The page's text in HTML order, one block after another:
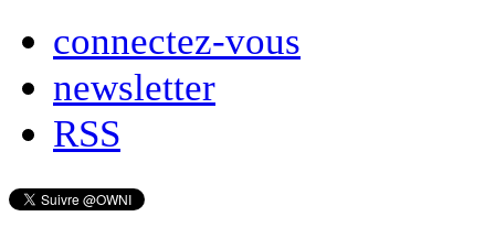
connectez-vous
newsletter
RSS